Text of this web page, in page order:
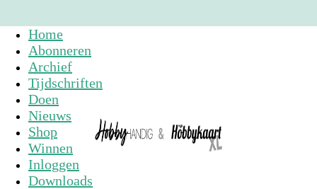
Home
Abonneren
Archief
Tijdschriften
Doen
Nieuws
Shop
Winnen
Inloggen
Downloads